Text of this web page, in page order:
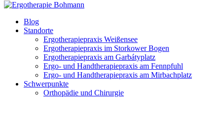
Blog
Standorte
Ergotherapiepraxis Weißensee
Ergotherapiepraxis im Storkower Bogen
Ergotherapiepraxis am Garbátyplatz
Ergo- und Handtherapiepraxis am Fennpfuhl
Ergo- und Handtherapiepraxis am Mirbachplatz
Schwerpunkte
Orthopädie und Chirurgie